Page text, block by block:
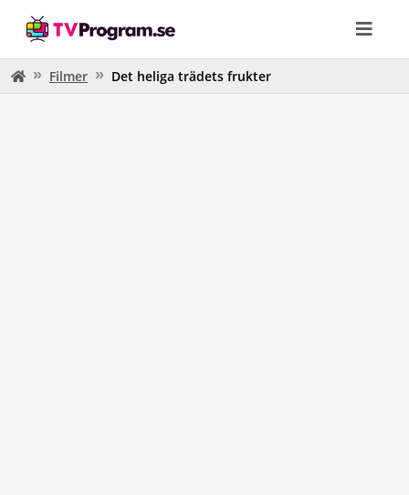
Filmer Det heliga trädets frukter